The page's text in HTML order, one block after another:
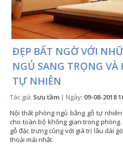
ĐẸP BẤT NGỜ VỚI
NGỦ SANG TRỌNG
TỰ NHIÊN
Tác giả: Sưu tầm | Ngày: 09-08-2018
Nội thất phòng ngủ bằng gỗ tự
cho toàn bộ không gian trong
gỗ đặc trưng cùng với giá trị lâu dài
thoải mái nhất.